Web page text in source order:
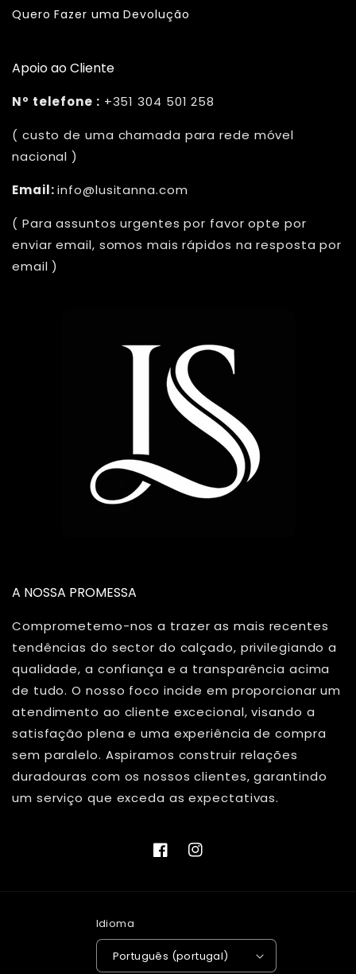
Quero Fazer uma Devolução
Apoio ao Cliente
Nº telefone : +351 304 501 258
( custo de uma chamada para rede móvel
nacional )
Email:info@lusitanna.com
( Para assuntos urgentes por favor opte por
enviar email, somos mais rápidos na resposta por
email )
A NOSSA PROMESSA
Comprometemo-nos a trazer as mais recentes
tendências do sector do calçado, privilegiando a
qualidade, a confiança e a transparência acima
de tudo. O nosso foco incide em proporcionar um
atendimento ao cliente excecional, visando a
satisfação plena e uma experiência de compra
sem paralelo. Aspiramos construir relações
duradouras com os nossos clientes, garantindo
um serviço que exceda as expectativas.
FacebookInstagram
Idioma
Português (portugal)